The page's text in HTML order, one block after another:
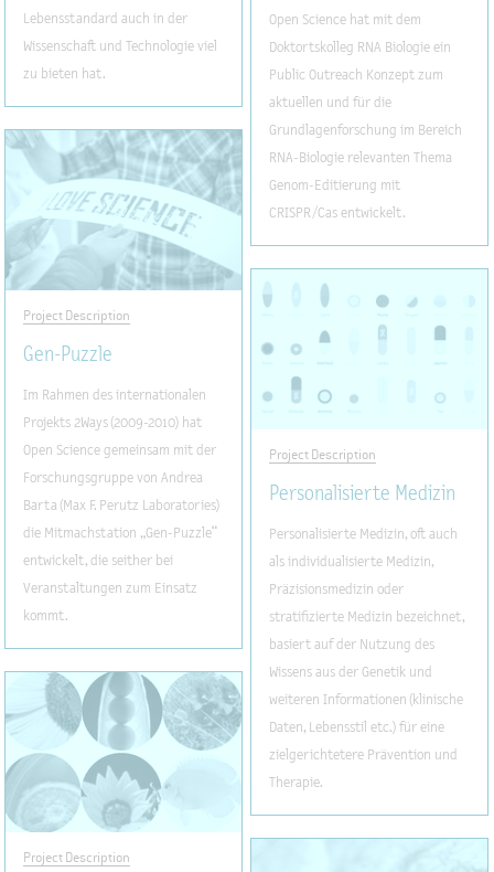
Lebensstandard auch in der
Wissenschaft und Technologie viel
zu bieten hat.
Open Science hat mit dem
Doktortskolleg RNA Biologie ein
Public Outreach Konzept zum
aktuellen und für die
Grundlagenforschung im Bereich
RNA-Biologie relevanten Thema
Genom-Editierung mit
CRISPR/Cas entwickelt.
Project Description
Gen-Puzzle
Im Rahmen des internationalen
Projekts 2Ways (2009-2010) hat
Open Science gemeinsam mit der
Forschungsgruppe von Andrea
Barta (Max F. Perutz Laboratories)
die Mitmachstation „Gen-Puzzle“
entwickelt, die seither bei
Veranstaltungen zum Einsatz
kommt.
Project Description
Personalisierte Medizin
Personalisierte Medizin, oft auch
als individualisierte Medizin,
Präzisionsmedizin oder
stratifizierte Medizin bezeichnet,
basiert auf der Nutzung des
Wissens aus der Genetik und
weiteren Informationen (klinische
Daten, Lebensstil etc.) für eine
zielgerichtetere Prävention und
Therapie.
Project Description